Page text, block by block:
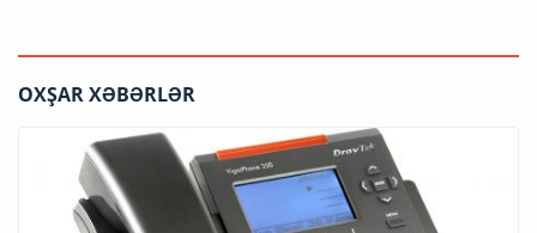
OXŞAR XƏBƏRLƏR